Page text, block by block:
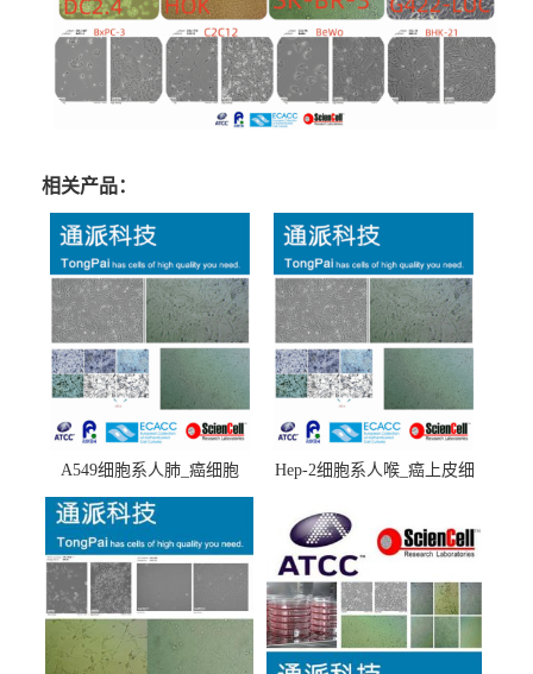
相关产品：
A549细胞系人肺_癌细胞
(A549细胞)
Hep-2细胞系人喉_癌上皮细